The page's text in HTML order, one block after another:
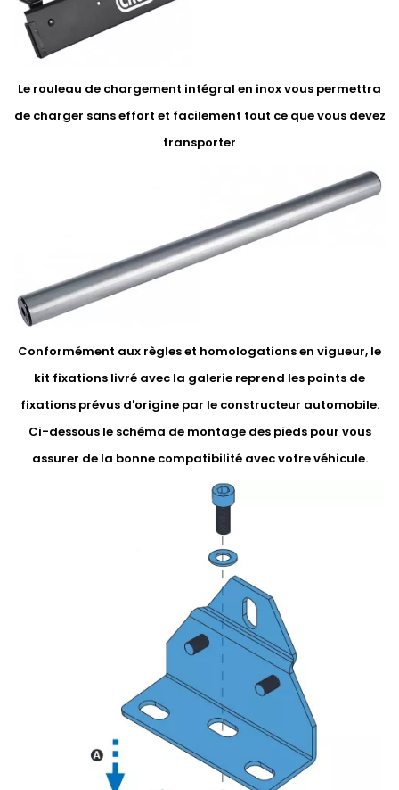
Le rouleau de chargement intégral en inox vous permettra
de charger sans effort et facilement tout ce que vous devez
transporter
Conformément aux règles et homologations en vigueur, le
kit fixations livré avec la galerie reprend les points de
fixations prévus d'origine par le constructeur automobile.
Ci-dessous le schéma de montage des pieds pour vous
assurer de la bonne compatibilité avec votre véhicule.